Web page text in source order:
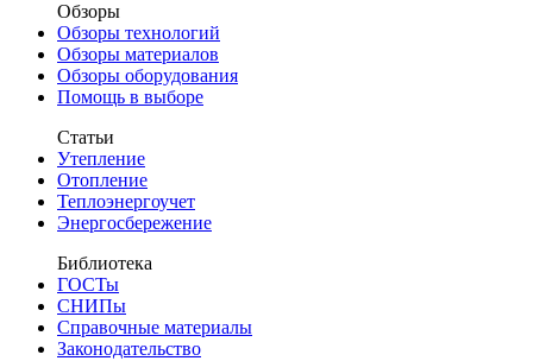
Обзоры
Обзоры технологий
Обзоры материалов
Обзоры оборудования
Помощь в выборе
Статьи
Утепление
Отопление
Теплоэнергоучет
Энергосбережение
Библиотека
ГОСТы
СНИПы
Справочные материалы
Законодательство